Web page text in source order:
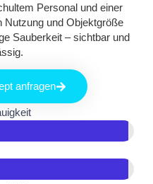
Personal und einer
Nutzung und Objektgröße
Sauberkeit – sichtbar und
anfragen